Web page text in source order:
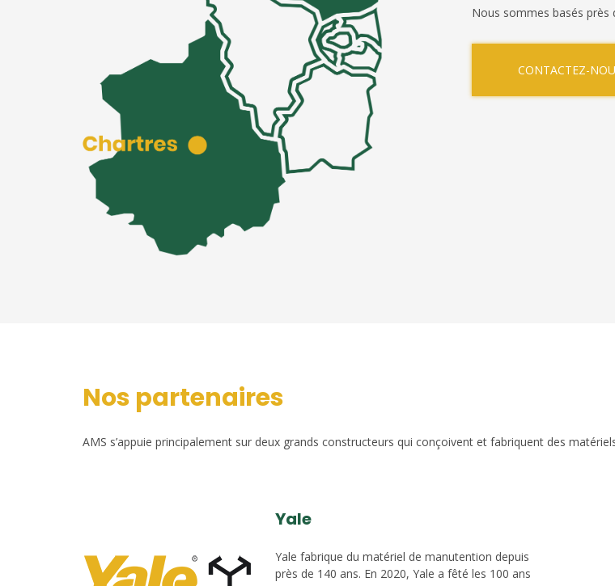
Nous sommes basés près
CONTACTEZ-
Nos partenaires
AMS s’appuie principalement sur deux grands constructeurs qui conçoivent et fabriquent des
Yale
Yale fabrique du matériel de manutention depuis
près de 140 ans. En 2020, Yale a fêté les 100 ans